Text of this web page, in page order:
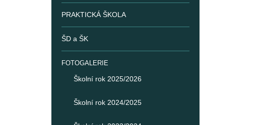
PRAKTICKÁ ŠKOLA
ŠD a ŠK
FOTOGALERIE
Školní rok 2025/2026
Školní rok 2024/2025